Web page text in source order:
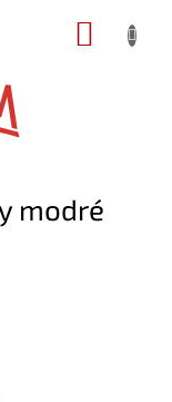
modré